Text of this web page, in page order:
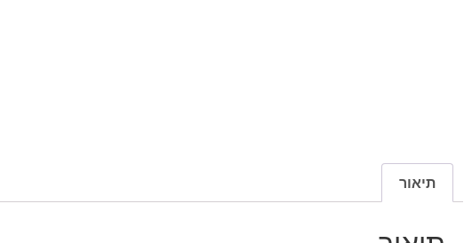
תיאור